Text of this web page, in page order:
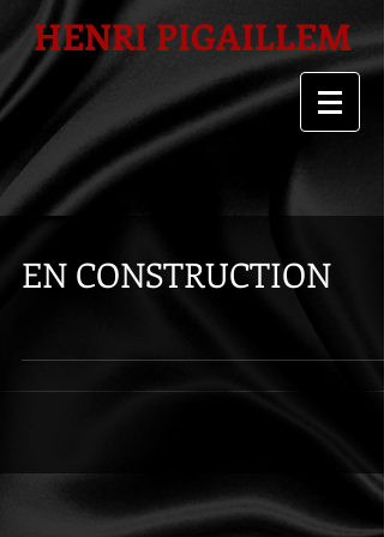
HENRI PIGAILLEM
EN CONSTRUCTION